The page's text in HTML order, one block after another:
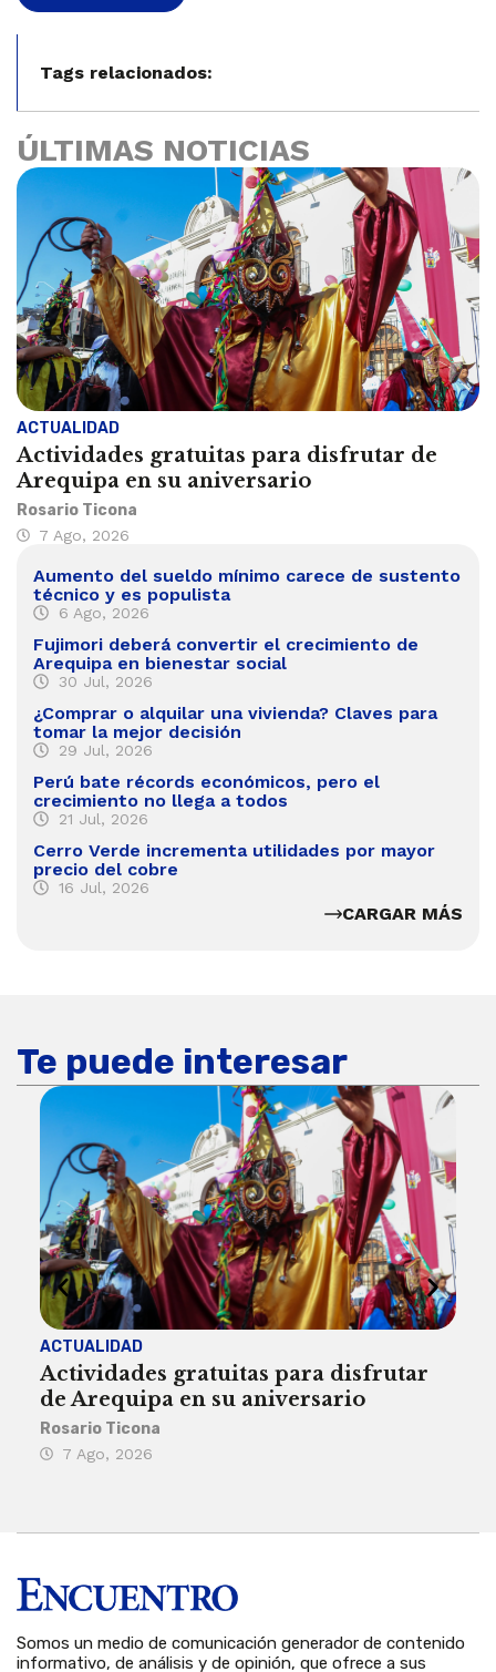
Tags relacionados:
ÚLTIMAS NOTICIAS
ACTUALIDAD
Actividades gratuitas para disfrutar de
Arequipa en su aniversario
Rosario Ticona
7 Ago, 2026
Aumento del sueldo mínimo carece de sustento
técnico y es populista
6 Ago, 2026
Fujimori deberá convertir el crecimiento de
Arequipa en bienestar social
30 Jul, 2026
¿Comprar o alquilar una vivienda? Claves para
tomar la mejor decisión
29 Jul, 2026
Perú bate récords económicos, pero el
crecimiento no llega a todos
21 Jul, 2026
Cerro Verde incrementa utilidades por mayor
precio del cobre
16 Jul, 2026
CARGAR MÁS
Te puede interesar
ACTUALIDAD
Actividades gratuitas para disfrutar
de Arequipa en su aniversario
Rosario Ticona
7 Ago, 2026
Somos un medio de comunicación generador de contenido
informativo, de análisis y de opinión, que ofrece a sus